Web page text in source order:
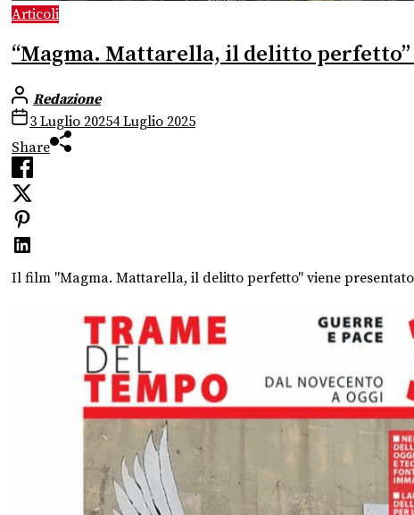
Articoli
“Magma. Mattarella, il delitto
Redazione
3 Luglio 20254 Luglio 2025
Share
Il film "Magma. Mattarella, il delitto perfetto" viene